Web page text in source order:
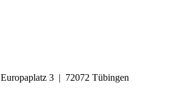
3 | 72072 Tübingen